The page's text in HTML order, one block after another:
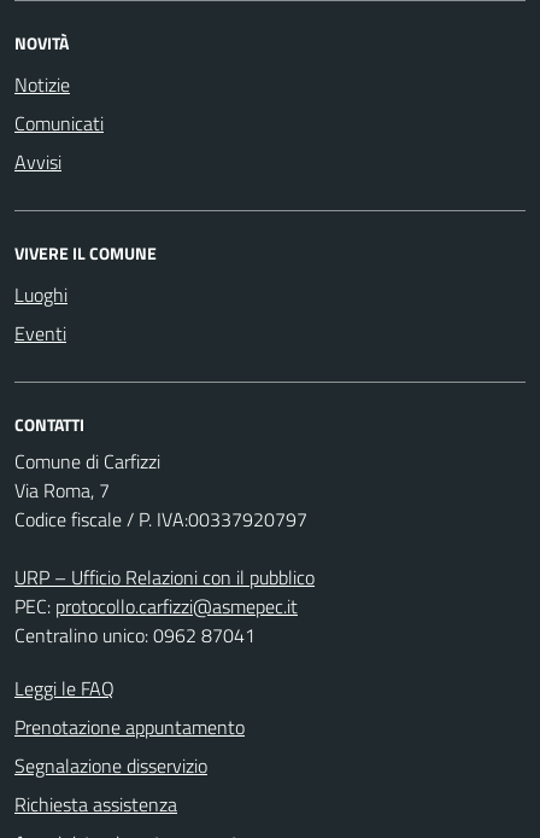
NOVITÀ
Notizie
Comunicati
Avvisi
VIVERE IL COMUNE
Luoghi
Eventi
CONTATTI
Comune di Carfizzi
Via Roma, 7
Codice fiscale / P. IVA:00337920797
URP – Ufficio Relazioni con il pubblico
PEC: protocollo.carfizzi@asmepec.it
Centralino unico: 0962 87041
Leggi le FAQ
Prenotazione appuntamento
Segnalazione disservizio
Richiesta assistenza